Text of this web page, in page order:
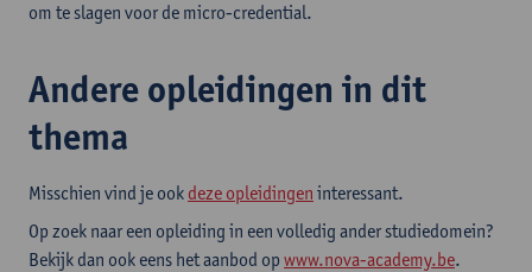
om te slagen voor de micro-credential.
Andere opleidingen in dit
thema
Misschien vind je ook deze opleidingen interessant.
Op zoek naar een opleiding in een volledig ander studiedomein?
Bekijk dan ook eens het aanbod op www.nova-academy.be.